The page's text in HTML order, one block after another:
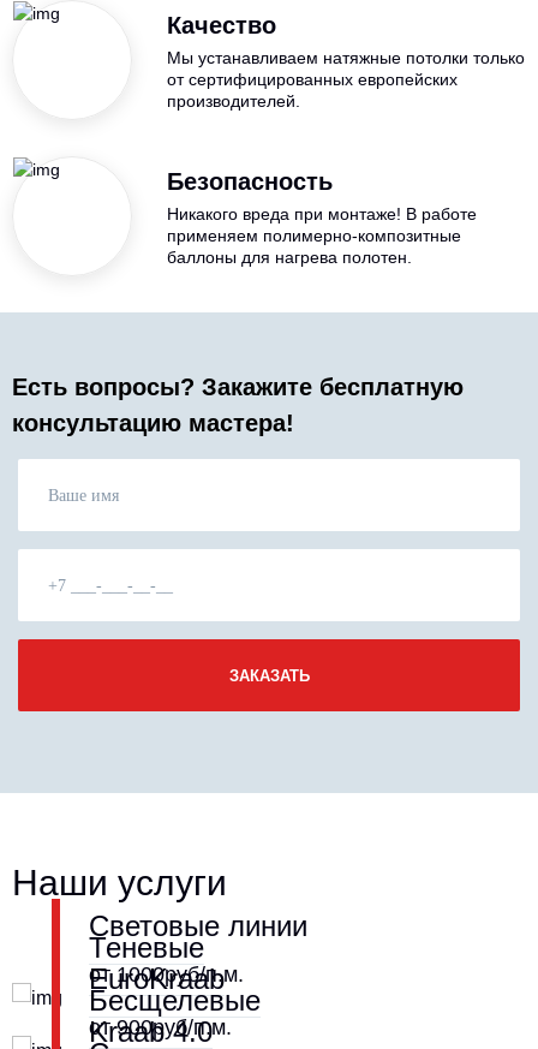
Качество
Мы устанавливаем натяжные потолки только
от сертифицированных европейских
производителей.
Безопасность
Никакого вреда при монтаже! В работе
применяем полимерно-композитные
баллоны для нагрева полотен.
Есть вопросы? Закажите бесплатную
консультацию мастера!
Наши услуги
Световые линии
от 1000руб/п.м.
Теневые
EuroKraab
от 900руб/п.м.
Бесщелевые
Kraab 4.0